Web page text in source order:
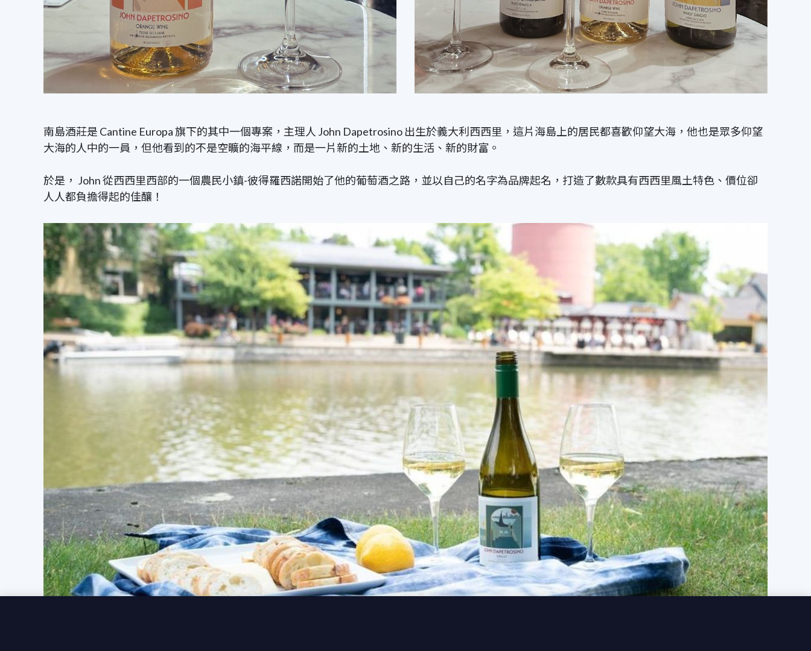
南島酒莊是 Cantine Europa 旗下的其中一個專案，主理人 John Dapetrosino 出生於義大利西西里，這片海島上的居民都喜歡仰望大海，他也是眾多仰望
大海的人中的一員，但他看到的不是空曠的海平線，而是一片新的土地、新的生活、新的財富。
於是， John 從西西里西部的一個農民小鎮-彼得羅西諾開始了他的葡萄酒之路，並以自己的名字為品牌起名，打造了數款具有西西里風土特色、價位卻
人人都負擔得起的佳釀！